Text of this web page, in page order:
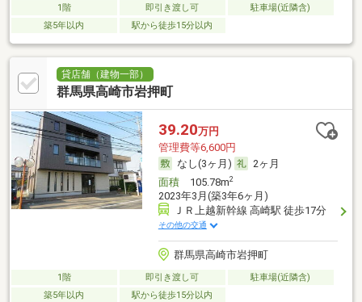
1階 即引き渡し可
駐車場(近隣含)
築5年以内
駅から徒歩15分以内
貸店舗（建物一部）
群馬県高崎市岩押町
39.20万円
管理費等6,600円
なし(3ヶ月)
2ヶ月
面積105.78m2
2023年3月(築3年6ヶ月)
ＪＲ上越新幹線 高崎駅 徒歩17分
その他の交通
群馬県高崎市岩押町
1階 即引き渡し可
駐車場(近隣含)
築5年以内
駅から徒歩15分以内